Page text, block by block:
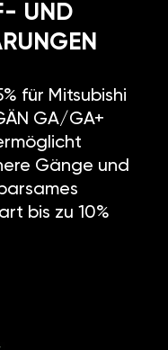
UND
für Mitsubishi
GA/GA+
Gänge und
bis zu 10%